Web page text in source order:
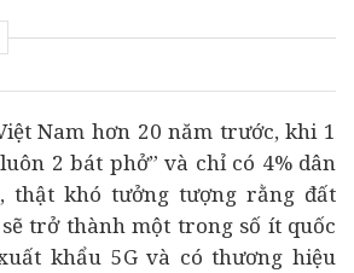
Nam hơn 20 năm trước, khi 1
2 bát phở” và chỉ có 4% dân
thật khó tưởng tượng rằng đất
trở thành một trong số ít quốc
khẩu 5G và có thương hiệu